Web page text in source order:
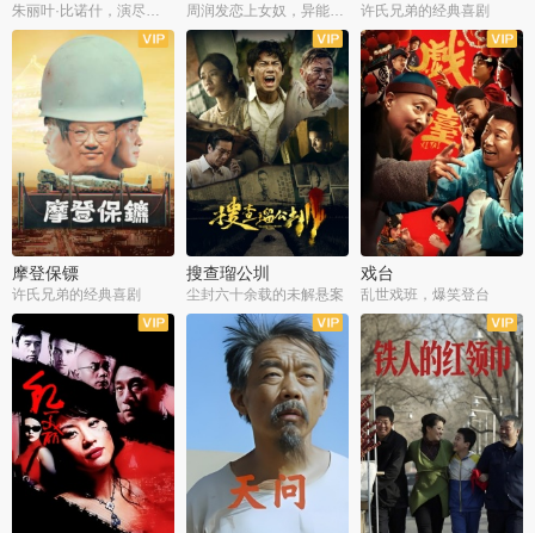
朱丽叶·比诺什，演尽失爱之痛 周润发恋上女奴，异能护体战邪派 许氏兄弟的经典喜剧
摩登保镖
许氏兄弟的经典喜剧
搜查瑠公圳
尘封六十余载的未解悬案
戏台
乱世戏班，爆笑登台